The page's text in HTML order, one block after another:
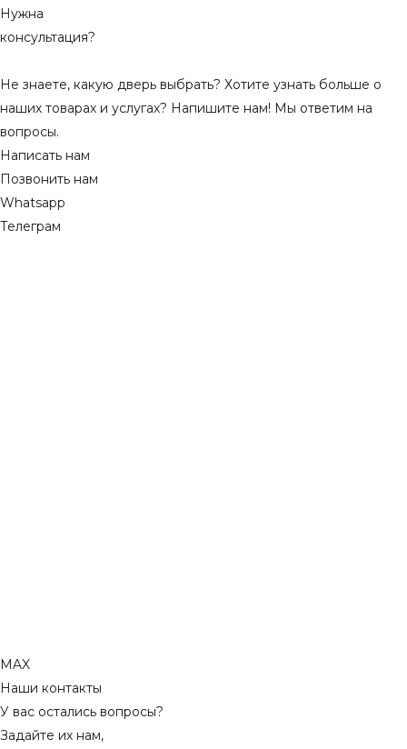
Нужна
консультация?
Не знаете, какую дверь выбрать? Хотите узнать больше о
наших товарах и услугах? Напишите нам! Мы ответим на
вопросы.
Написать нам
Позвонить нам
Whatsapp
Телеграм
MAX
Наши контакты
У вас остались вопросы?
Задайте их нам,